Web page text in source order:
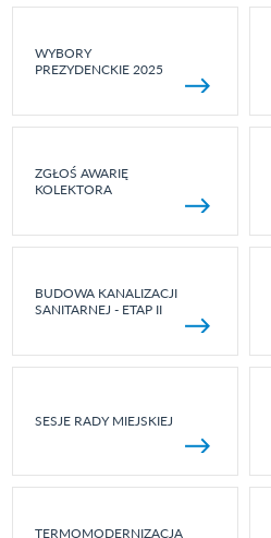
WYBORY
PREZYDENCKIE 2025
ZGŁOŚ AWARIĘ
KOLEKTORA
BUDOWA KANALIZACJI
SANITARNEJ - ETAP II
SESJE RADY MIEJSKIEJ
TERMOMODERNIZACJA